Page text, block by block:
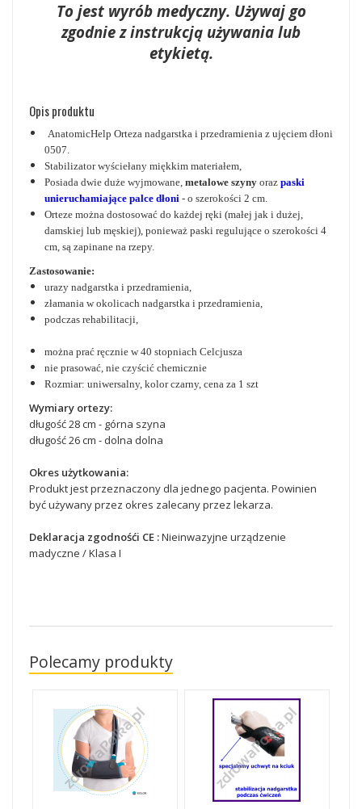
To jest wyrób medyczny. Używaj go
zgodnie z instrukcją używania lub
etykietą.
Opis produktu
AnatomicHelp Orteza nadgarstka i przedramienia z ujęciem dłoni
0507.
Stabilizator wyściełany miękkim materiałem,
Posiada dwie duże wyjmowane, metalowe szyny oraz paski
unieruchamiające palce dłoni - o szerokości 2 cm.
Orteze można dostosować do każdej ręki (małej jak i dużej,
damskiej lub męskiej), ponieważ paski regulujące o szerokości 4
cm, są zapinane na rzepy.
Zastosowanie:
urazy nadgarstka i przedramienia,
złamania w okolicach nadgarstka i przedramienia,
podczas rehabilitacji,
można prać ręcznie w 40 stopniach Celcjusza
nie prasować, nie czyścić chemicznie
Rozmiar: uniwersalny, kolor czarny, cena za 1 szt
Wymiary ortezy:
długość 28 cm - górna szyna
długość 26 cm - dolna dolna
Okres użytkowania:
Produkt jest przeznaczony dla jednego pacjenta. Powinien
być używany przez okres zalecany przez lekarza.
Deklaracja zgodnośći CE :Nieinwazyjne urządzenie
madyczne / Klasa I
Polecamy produkty